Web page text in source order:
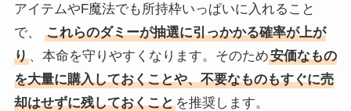
アイテムやF魔法でも所持枠いっぱいに入れること
で、
これらのダミーが抽選に引っかかる確率が上が
り、本命を守りやすくなります。そのため安価なもの
を大量に購入しておくことや、不要なものもすぐに売
却はせずに残しておくことを推奨します。